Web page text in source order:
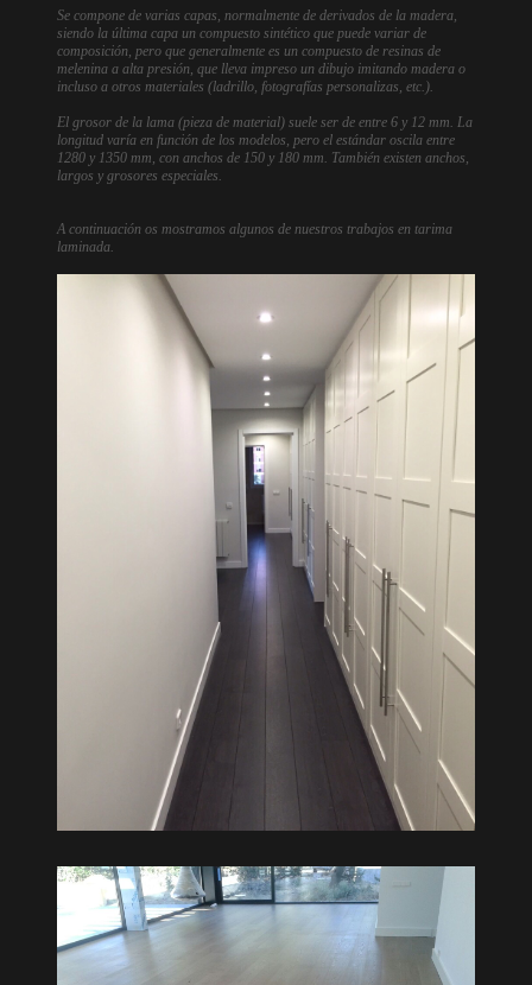
Se compone de varias capas, normalmente de derivados de la madera,
siendo la última capa un compuesto sintético que puede variar de
composición, pero que generalmente es un compuesto de resinas de
melenina a alta presión, que lleva impreso un dibujo imitando madera o
incluso a otros materiales (ladrillo, fotografías personalizas, etc.).
El grosor de la lama (pieza de material) suele ser de entre 6 y 12 mm. La
longitud varía en función de los modelos, pero el estándar oscila entre
1280 y 1350 mm, con anchos de 150 y 180 mm. También existen anchos,
largos y grosores especiales.
A continuación os mostramos algunos de nuestros trabajos en tarima
laminada.